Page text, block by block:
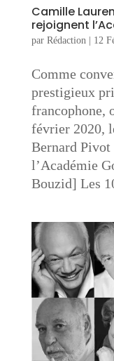
Camille
rejoignent
par Rédaction | 12
Comme
prestigieux
francophone,
février 2020,
Bernard Pivot
l’Académie
Bouzid] Les